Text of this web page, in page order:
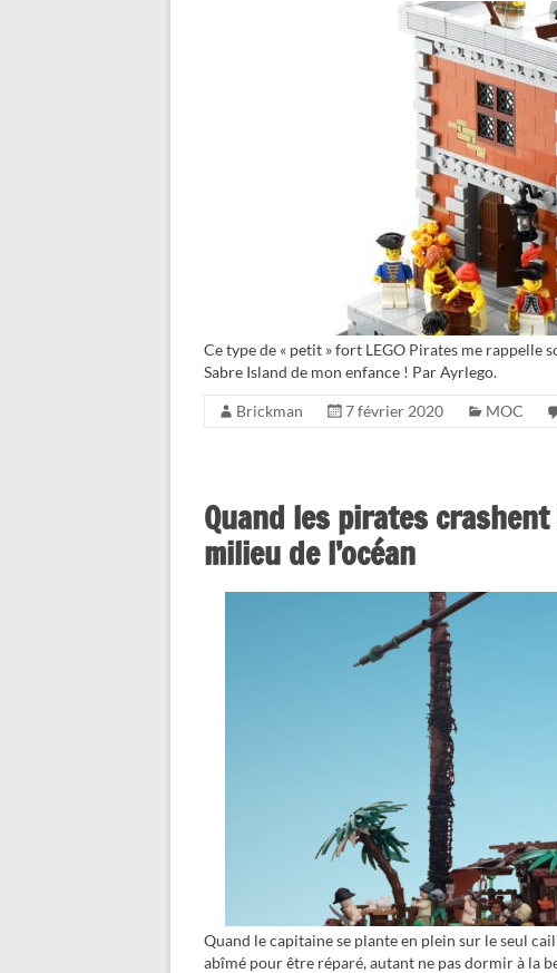
Ce type de « petit » fort LEGO Pirates me rappelle
Sabre Island de mon enfance ! Par Ayrlego.
Brickman 7 février 2020 MOC
Quand les pirates
milieu de l’océan
Quand le capitaine se plante en plein sur le seul
abîmé pour être réparé, autant ne pas dormir à la